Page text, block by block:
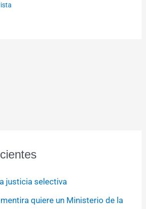
justicia selectiva
quiere un Ministerio de la